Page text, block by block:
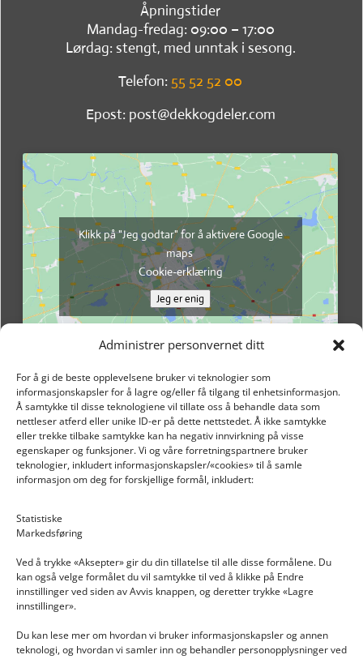
Administrer personvernet ditt
For å gi de beste opplevelsene bruker vi teknologier som
informasjonskapsler for å lagre og/eller få tilgang til enhetsinformasjon.
Å samtykke til disse teknologiene vil tillate oss å behandle data som
nettleser atferd eller unike ID-er på dette nettstedet. Å ikke samtykke
eller trekke tilbake samtykke kan ha negativ innvirkning på visse
egenskaper og funksjoner. Vi og våre forretningspartnere bruker
teknologier, inkludert informasjonskapsler/«cookies» til å samle
informasjon om deg for forskjellige formål, inkludert:
Statistiske
Markedsføring
Ved å trykke «Aksepter» gir du din tillatelse til alle disse formålene. Du
kan også velge formålet du vil samtykke til ved å klikke på Endre
innstillinger ved siden av Avvis knappen, og deretter trykke «Lagre
innstillinger».
Du kan lese mer om hvordan vi bruker informasjonskapsler og annen
teknologi, og hvordan vi samler inn og behandler personopplysninger ved
Åpningstider
Mandag-fredag: 09:00 – 17:00
Lørdag: stengt, med unntak i sesong.
Telefon: 55 52 52 00
Epost: post@dekkogdeler.com
Klikk på "Jeg godtar" for å aktivere Google
maps
Cookie-erklæring
Jeg er enig
INFORMASJON